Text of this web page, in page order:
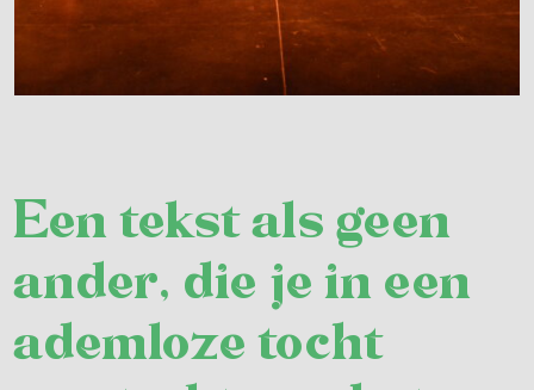
Een tekst als geen
ander, die je in één
ademloze tocht